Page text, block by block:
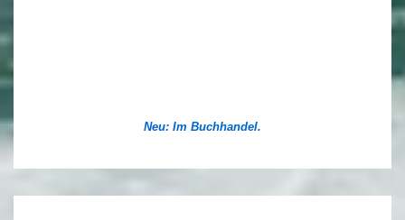
Neu: Im Buchhandel.